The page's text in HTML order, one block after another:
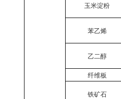
玉米淀粉
苯乙烯
乙二醇
纤维板
铁矿石